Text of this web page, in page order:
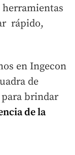
herramientas
rápido,
en Ingecon
de
brindar
de la